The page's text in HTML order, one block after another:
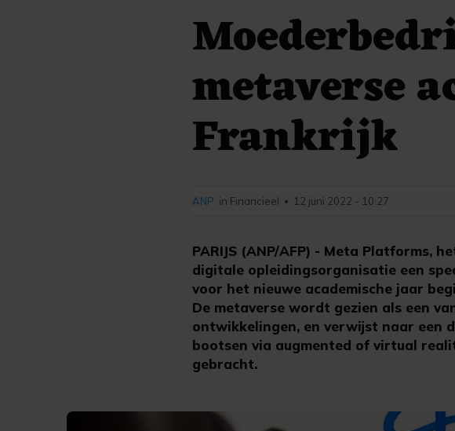
metaverse
Frankrijk
PARIJS (ANP/AFP) - Meta Platforms,
digitale opleidingsorganisatie een
voor het nieuwe academische jaar
De metaverse wordt gezien als een
ontwikkelingen, en verwijst naar een
bootsen via augmented of virtual
gebracht.
ANP in Financieel • 12 juni 2022 - 10:27